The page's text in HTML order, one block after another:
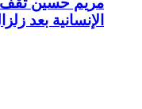
الإنسانية بعد